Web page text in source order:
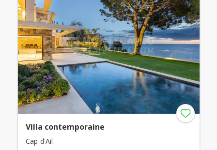
Villa contemporaine
Cap-d'Ail -